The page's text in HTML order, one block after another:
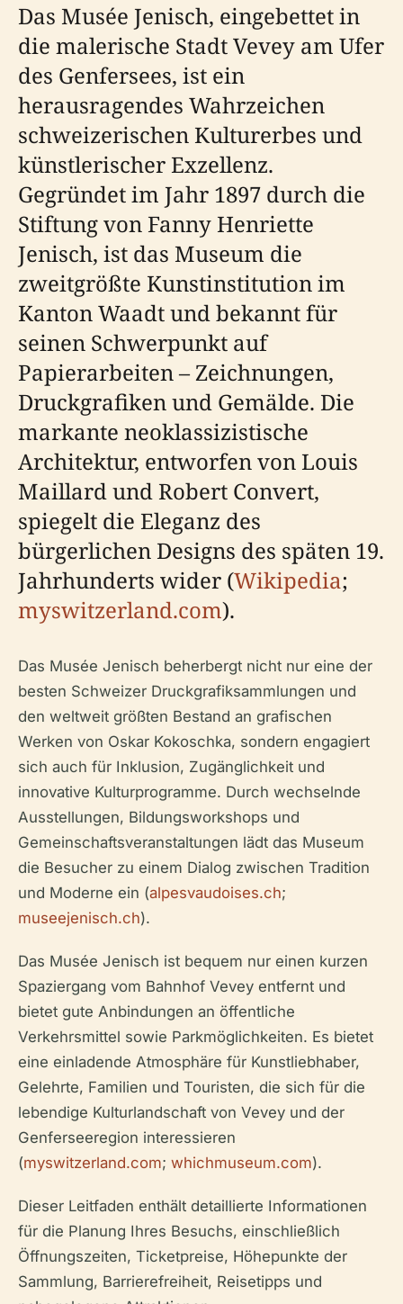
Das Musée Jenisch, eingebettet in
die malerische Stadt Vevey am Ufer
des Genfersees, ist ein
herausragendes Wahrzeichen
schweizerischen Kulturerbes und
künstlerischer Exzellenz.
Gegründet im Jahr 1897 durch die
Stiftung von Fanny Henriette
Jenisch, ist das Museum die
zweitgrößte Kunstinstitution im
Kanton Waadt und bekannt für
seinen Schwerpunkt auf
Papierarbeiten – Zeichnungen,
Druckgrafiken und Gemälde. Die
markante neoklassizistische
Architektur, entworfen von Louis
Maillard und Robert Convert,
spiegelt die Eleganz des
bürgerlichen Designs des späten 19.
Jahrhunderts wider (Wikipedia;
myswitzerland.com).
Das Musée Jenisch beherbergt nicht nur eine der
besten Schweizer Druckgrafiksammlungen und
den weltweit größten Bestand an grafischen
Werken von Oskar Kokoschka, sondern engagiert
sich auch für Inklusion, Zugänglichkeit und
innovative Kulturprogramme. Durch wechselnde
Ausstellungen, Bildungsworkshops und
Gemeinschaftsveranstaltungen lädt das Museum
die Besucher zu einem Dialog zwischen Tradition
und Moderne ein (alpesvaudoises.ch;
museejenisch.ch).
Das Musée Jenisch ist bequem nur einen kurzen
Spaziergang vom Bahnhof Vevey entfernt und
bietet gute Anbindungen an öffentliche
Verkehrsmittel sowie Parkmöglichkeiten. Es bietet
eine einladende Atmosphäre für Kunstliebhaber,
Gelehrte, Familien und Touristen, die sich für die
lebendige Kulturlandschaft von Vevey und der
Genferseeregion interessieren
(myswitzerland.com; whichmuseum.com).
Dieser Leitfaden enthält detaillierte Informationen
für die Planung Ihres Besuchs, einschließlich
Öffnungszeiten, Ticketpreise, Höhepunkte der
Sammlung, Barrierefreiheit, Reisetipps und